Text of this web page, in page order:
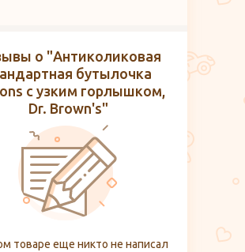
о "Антиколиковая
бутылочка
с узким горлышком,
Dr. Brown's"
товаре еще никто не написал